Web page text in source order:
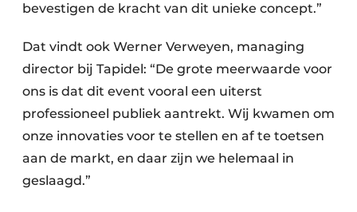
bevestigen de kracht van dit unieke concept.”
Dat vindt ook Werner Verweyen, managing
director bij Tapidel: “De grote meerwaarde voor
ons is dat dit event vooral een uiterst
professioneel publiek aantrekt. Wij kwamen om
onze innovaties voor te stellen en af te toetsen
aan de markt, en daar zijn we helemaal in
geslaagd.”